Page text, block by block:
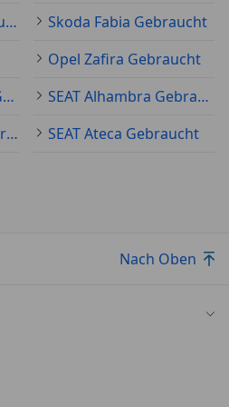
Skoda Octavia Gebraucht
Skoda Fabia Gebraucht
Opel Zafira Gebraucht
Volkswagen Touran Gebraucht
SEAT Alhambra Gebraucht
Volkswagen Golf Gebraucht
SEAT Ateca Gebraucht
Nach Oben